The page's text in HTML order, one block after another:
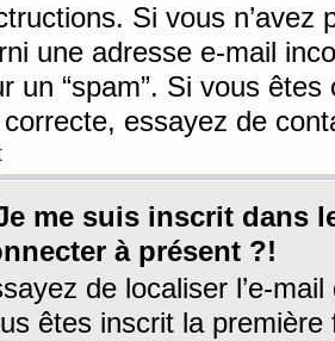
Si vous n’avez
une adresse e-mail
un “spam”. Si vous
essayez de
me suis inscrit dans
à présent ?!
de localiser l’e-
êtes inscrit la première